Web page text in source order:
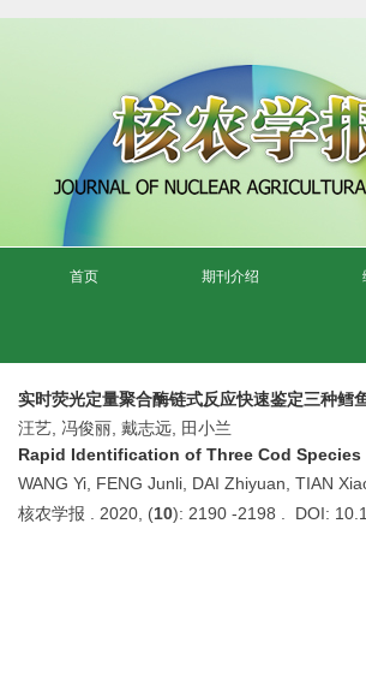
首页 期刊介绍
实时荧光定量聚合酶链式反应快速鉴定三种鳕
汪艺, 冯俊丽, 戴志远, 田小兰
Rapid Identification of Three Cod
WANG Yi, FENG Junli, DAI Zhiyuan, TIAN
核农学报 . 2020, (10): 2190 -2198 . DOI: